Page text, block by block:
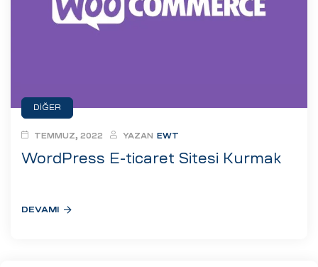
DIĞER
WordPress E-ticaret Sitesi Kurmak
TEMMUZ, 2022 YAZAN EWT
DEVAMI